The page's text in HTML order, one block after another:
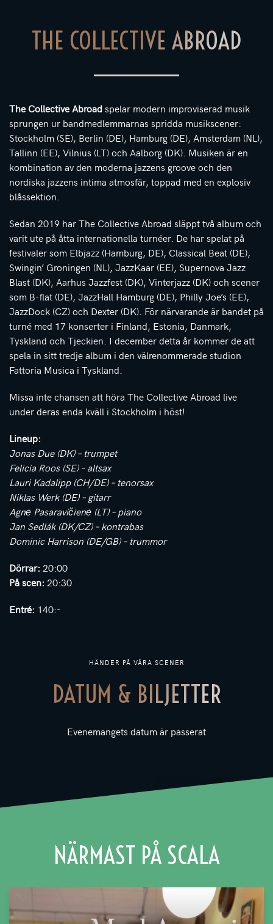
HÄNDER PÅ VÅRA SCENER
DATUM & BILJETTER
Evenemangets datum är passerat
THE COLLECTIVE ABROAD
The Collective Abroadspelar modern improviserad musik
sprungen ur bandmedlemmarnas spridda musikscener:
Stockholm (SE), Berlin (DE), Hamburg (DE), Amsterdam (NL),
Tallinn (EE), Vilnius (LT) och Aalborg (DK). Musiken är en
kombination av den moderna jazzens groove och den
nordiska jazzens intima atmosfär, toppad med en explosiv
blåssektion.
Sedan 2019 har The Collective Abroad släppt två album och
varit ute på åtta internationella turnéer. De har spelat på
festivaler som Elbjazz (Hamburg, DE), Classical Beat (DE),
Swingin’ Groningen (NL), JazzKaar (EE), Supernova Jazz
Blast (DK), Aarhus Jazzfest (DK), Vinterjazz (DK) och scener
som B-flat (DE), JazzHall Hamburg (DE), Philly Joe’s (EE),
JazzDock (CZ) och Dexter (DK). För närvarande är bandet på
turné med 17 konserter i Finland, Estonia, Danmark,
Tyskland och Tjeckien. I december detta år kommer de att
spela in sitt tredje album i den välrenommerade studion
Fattoria Musica i Tyskland.
Missa inte chansen att höra The Collective Abroad live
under deras enda kväll i Stockholm i höst!
Lineup:
Jonas Due (DK) – trumpet
Felicia Roos (SE) – altsax
Lauri Kadalipp (CH/DE) – tenorsax
Niklas Werk (DE) – gitarr
Agnė Pasaravičienė (LT) – piano
Jan Sedlák (DK/CZ) – kontrabas
Dominic Harrison (DE/GB) – trummor
Dörrar: 20:00
På scen: 20:30
Entré: 140:-
NÄRMAST PÅ SCALA